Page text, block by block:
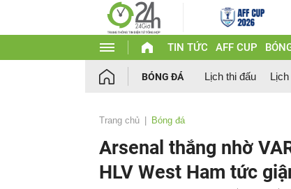
TIN TỨC AFF CUP
BÓNG ĐÁ Lịch thi đấu
Trang chủ Bóng đá
Arsenal thắng nhờ
HLV West Ham tức